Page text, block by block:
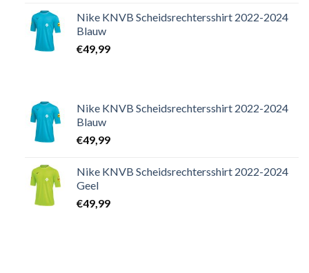
Nike KNVB Scheidsrechtersshirt 2022-2024
Blauw
€49,99
Nike KNVB Scheidsrechtersshirt 2022-2024
Blauw
€49,99
Nike KNVB Scheidsrechtersshirt 2022-2024
Geel
€49,99